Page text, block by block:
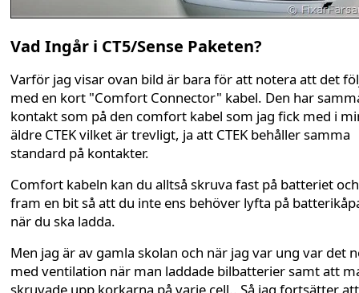
Vad Ingår i CT5/Sense Paketen?
Varför jag visar ovan bild är bara för att notera att det
med en kort "Comfort Connector" kabel. Den har
kontakt som på den comfort kabel som jag fick med i
äldre CTEK vilket är trevligt, ja att CTEK behåller samma
standard på kontakter.
Comfort kabeln kan du alltså skruva fast på batteriet
fram en bit så att du inte ens behöver lyfta på
när du ska ladda.
Men jag är av gamla skolan och när jag var ung var det
med ventilation när man laddade bilbatterier samt att